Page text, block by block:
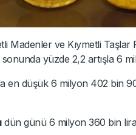
Madenler ve Kıymetli Taşlar
yüzde 2,2 artışla 6
en düşük 6 milyon 402 bin
dün günü 6 milyon 360 bin